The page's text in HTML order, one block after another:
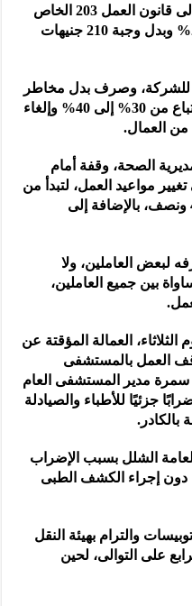
والعضو المنتدب، وعودة الشركة إلى قانون العمل 203 الخاص
بقطاع الأعمال، وصرف حافز 200% وبدل وجبة 210 جنيهات
للشركة، وصرف بدل مخاطر
بنسبة 30% ورفع عمولة الإنتاج للتباع من 30% إلى 40% وإلغاء
من العمال.
الصحة، وقفة أمام
مواعيد العمل، لتبدأ من
الساعة 8 ونصف وتنتهى الساعة 4 ونصف، بالإضافة إلى
لبعض العاملين، ولا
بين جميع العاملين،
العمالة المؤقتة عن
العمل بالمستشفى
سمرة مدير المستشفى العام
جزئيًا للأطباء والصيادلة
بالكادر.
الشلل بسبب الإضراب
دون إجراء الكشف الطبى
والترام بهيئة النقل
على التوالى، لحين